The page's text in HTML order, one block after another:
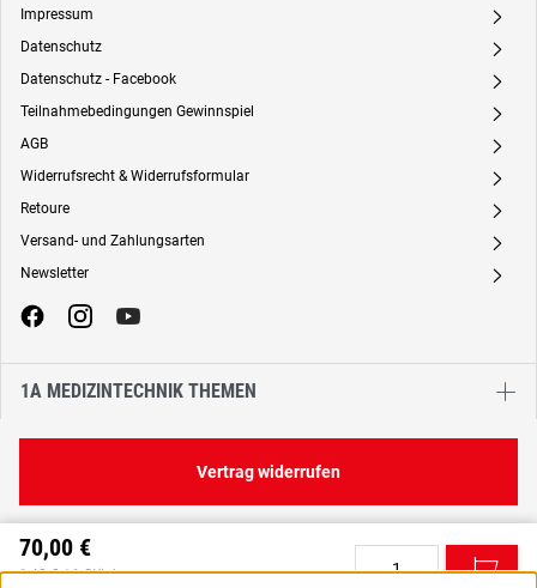
70,00 €
1,40 € / 1 Stück C
Impressum A
Datenschutz A
Datenschutz - Facebook A
Teilnahmebedingungen Gewinnspiel A
AGB A
Widerrufsrecht & Widerrufsformular A
Retoure A
Versand- und Zahlungsarten A
Newsletter A
1A MEDIZINTECHNIK THEMEN
Vertrag widerrufen